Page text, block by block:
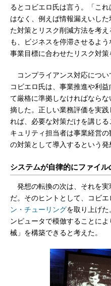
るとコビエロ氏は言う。「こ
はなく、例えば情報漏えいし
た対策とリスク削減方法を考
も、ビジネスを停滞させるよ
事業目標に合わせたリスク対策
コンプライアンス対応につい
コビエロ氏は、事業推進や利
て厳格に準拠しなければなら
摘した。正しい業務評価を実
れば、必要な対策だけを講じ
キュリティ担当者は事業経営
の対策として導入するという発
システムが自律的にファイ
発想の転換の次は、それを実
だ。そのヒントとして、コビ
ン・チューリングを取り上げ
ンピュータで模倣することに
械」を構築できると考えた。